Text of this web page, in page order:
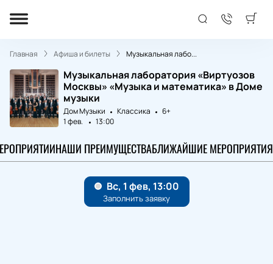
Главная Афиша и билеты Музыкальная лабо...
Музыкальная лаборатория «Виртуозов
Москвы» «Музыка и математика» в Доме
музыки
Дом Музыки Классика
6+
1 фев.
13:00
НАШИ ПРЕИМУЩЕСТВАБЛИЖАЙШИЕ МЕРОПРИЯТИЯ